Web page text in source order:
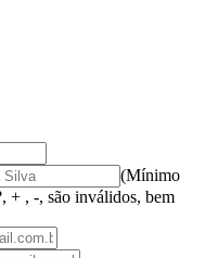
(Mínimo
+ , -, são inválidos, bem